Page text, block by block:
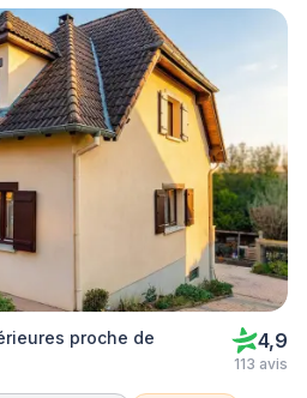
proche de
4,9
113 avis